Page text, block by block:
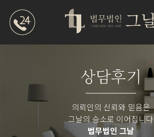
상담후기
의뢰인의 신뢰와 믿음은
그날의 승소로 이어집니다
법무법인 그날